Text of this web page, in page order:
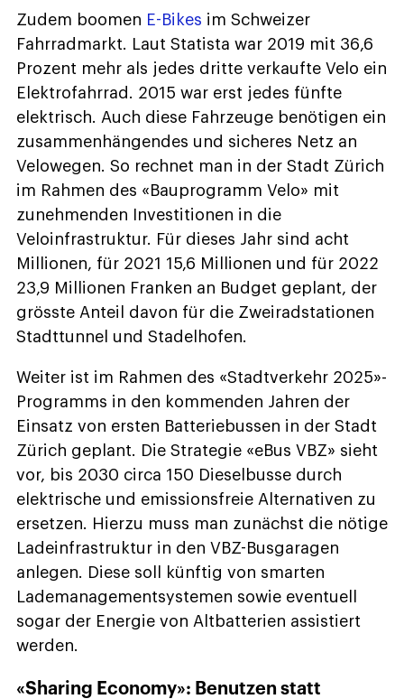
Zudem boomen E-Bikes im Schweizer
Fahrradmarkt. Laut Statista war 2019 mit 36,6
Prozent mehr als jedes dritte verkaufte Velo ein
Elektrofahrrad. 2015 war erst jedes fünfte
elektrisch. Auch diese Fahrzeuge benötigen ein
zusammenhängendes und sicheres Netz an
Velowegen. So rechnet man in der Stadt Zürich
im Rahmen des «Bauprogramm Velo» mit
zunehmenden Investitionen in die
Veloinfrastruktur. Für dieses Jahr sind acht
Millionen, für 2021 15,6 Millionen und für 2022
23,9 Millionen Franken an Budget geplant, der
grösste Anteil davon für die Zweiradstationen
Stadttunnel und Stadelhofen.
Weiter ist im Rahmen des «Stadtverkehr 2025»-
Programms in den kommenden Jahren der
Einsatz von ersten Batteriebussen in der Stadt
Zürich geplant. Die Strategie «eBus VBZ» sieht
vor, bis 2030 circa 150 Dieselbusse durch
elektrische und emissionsfreie Alternativen zu
ersetzen. Hierzu muss man zunächst die nötige
Ladeinfrastruktur in den VBZ-Busgaragen
anlegen. Diese soll künftig von smarten
Lademanagementsystemen sowie eventuell
sogar der Energie von Altbatterien assistiert
werden.
«Sharing Economy»: Benutzen statt